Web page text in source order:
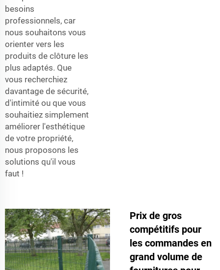
besoins
professionnels, car
nous souhaitons vous
orienter vers les
produits de clôture les
plus adaptés. Que
vous recherchiez
davantage de sécurité,
d'intimité ou que vous
souhaitiez simplement
améliorer l'esthétique
de votre propriété,
nous proposons les
solutions qu'il vous
faut !
Prix de gros
compétitifs pour
les commandes en
grand volume de